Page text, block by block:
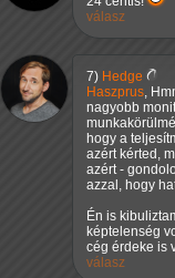
válasz
7) Hedge
Haszprus,
nagyobb
hogy a
azért kérted,
azért -
azzal, hogy
Én is
képtelenség
cég érdeke is
válasz